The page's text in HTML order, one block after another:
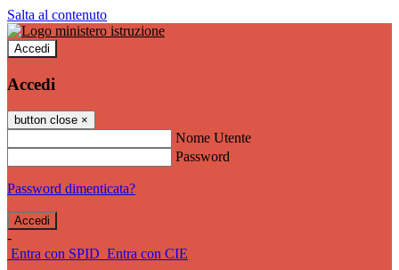
Salta al contenuto
Accedi
Accedi
button close ×
Nome Utente
Password
Password dimenticata?
-
Entra con SPID Entra con CIE